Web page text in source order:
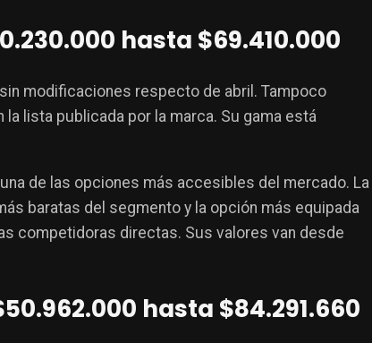
hasta $69.410.000
modificaciones respecto de abril. Tampoco
lista publicada por la marca. Su gama está
de las opciones más accesibles del mercado. La
baratas del segmento y la opción más equipada
competidoras directas. Sus valores van desde
hasta $84.291.660